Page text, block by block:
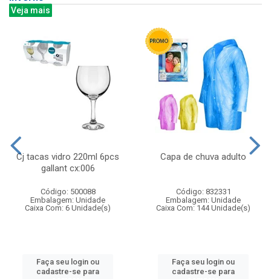
Veja mais
Cj tacas vidro 220ml 6pcs
gallant cx:006
Código: 500088
Embalagem: Unidade
Caixa Com: 6 Unidade(s)
Faça seu login ou
cadastre-se para
Capa de chuva adulto
Código: 832331
Embalagem: Unidade
Caixa Com: 144 Unidade(s)
Faça seu login ou
cadastre-se para